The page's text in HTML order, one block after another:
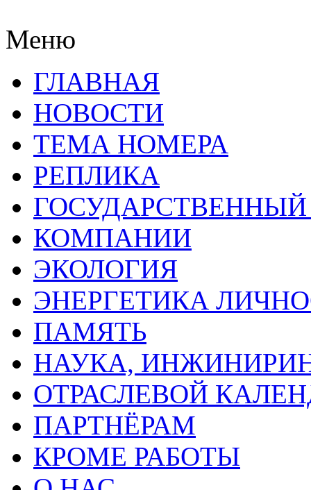
Меню
ГЛАВНАЯ
НОВОСТИ
ТЕМА НОМЕРА
РЕПЛИКА
КОМПАНИИ
ЭКОЛОГИЯ
ЭНЕРГЕТИКА
ПАМЯТЬ
НАУКА,
ОТРАСЛЕВОЙ
ПАРТНЁРАМ
КРОМЕ РАБОТЫ